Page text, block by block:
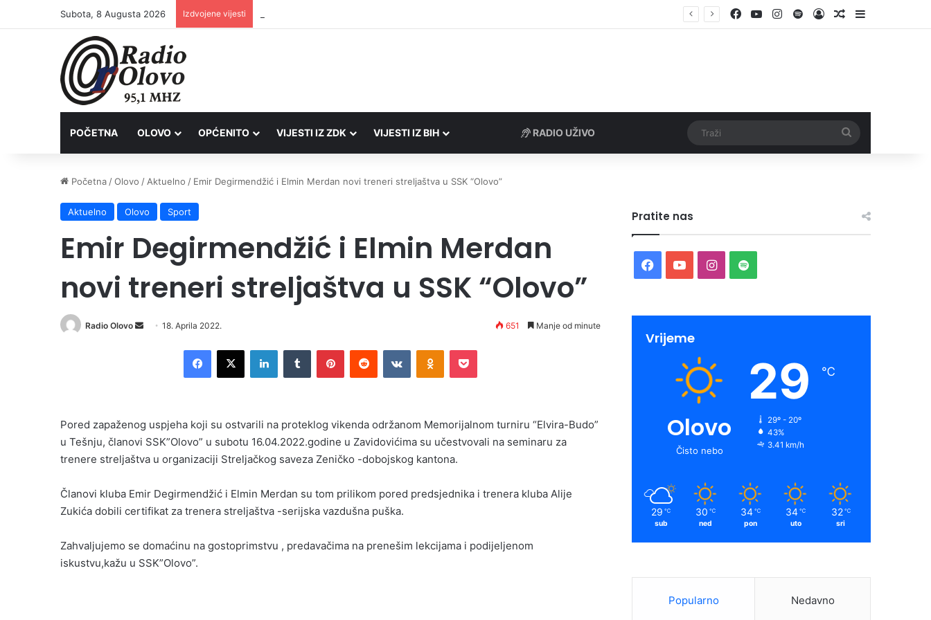
Subota, 8 Augusta 2026 Izdvojene vijesti Facebook
YouTubeInstagram
SpotifyLog InRandom Article
Sidebar
POČETNA OLOVO OPĆENITO VIJESTI IZ ZDK VIJESTI IZ BIH RADIO UŽIVO
Početna /Olovo / Aktuelno / Emir Degirmendžić i Elmin Merdan novi treneri streljaštva u SSK “Olovo”
Aktuelno Olovo Sport
Emir Degirmendžić i Elmin Merdan
novi treneri streljaštva u SSK “Olovo”
Radio Olovo
Send18. Aprila 2022. 651 Manje od minute
Facebook
X LinkedInTumblr PinterestReddit VKontakteOdnoklassniki
Pocket
Pored zapaženog uspjeha koji su ostvarili na proteklog vikenda održanom Memorijalnom turniru “Elvira-Budo”
u Tešnju, članovi SSK”Olovo” u subotu 16.04.2022.godine u Zavidovićima su učestvovali na seminaru za
trenere streljaštva u organizaciji Streljačkog saveza Zeničko -dobojskog kantona.
Članovi kluba Emir Degirmendžić i Elmin Merdan su tom prilikom pored predsjednika i trenera kluba Alije
Zukića dobili certifikat za trenera streljaštva -serijska vazdušna puška.
Zahvaljujemo se domaćinu na gostoprimstvu , predavačima na prenešim lekcijama i podijeljenom
iskustvu,kažu u SSK”Olovo”.
Pratite nas
Facebook
YouTubeInstagram
Spotify
Vrijeme
Olovo
Čisto nebo
29 ℃
29º - 20º
43%
3.41 km/h
29 ℃
sub
30 ℃
ned
34 ℃
pon
34 ℃
uto
32 ℃
sri
Popularno Nedavno